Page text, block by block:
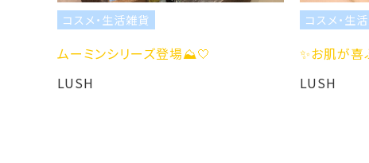
シリーズ登場⛰️🤍
✨お肌が喜ぶ素材の恵みを✨